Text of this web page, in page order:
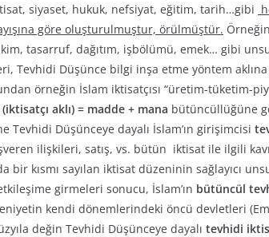
siyaset, hukuk, nefsiyat, eğitim, tarih…gibi
göre oluşturulmuştur, örülmüştür.
tasarruf, dağıtım, işbölümü, emek… gibi
Tevhidi Düşünce bilgi inşa etme yöntem aklına
örneğin İslam iktisatçısı “üretim-tüketim-
aklı) = madde + mana bütüncüllüğüne
Düşünceye dayalı İslam’ın girişimcisi
ilişkileri, satış, vs. bütün iktisat ile ilgili
kısmı sayılan iktisat düzeninin sağlayıcı
girmeleri sonucu, İslam’ın bütüncül
kendi dönemlerindeki öncü devletleri
değin Tevhidi Düşünceye dayalı tevhidi